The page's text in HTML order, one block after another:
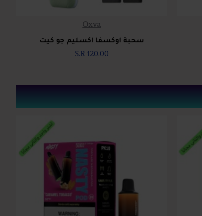
Oxva
سحبة اوكسفا اكسليم جو كيت
S.R 120.00